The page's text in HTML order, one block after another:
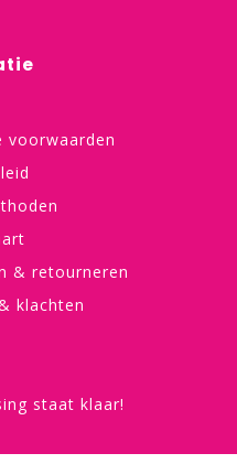
voorwaarden
& retourneren
klachten
staat klaar!